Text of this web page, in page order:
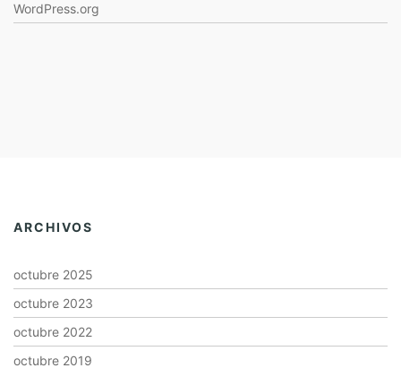
WordPress.org
ARCHIVOS
octubre 2025
octubre 2023
octubre 2022
octubre 2019